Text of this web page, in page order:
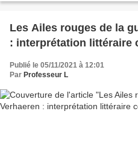
Les Ailes rouges de la
: interprétation littéraire
Publié le 05/11/2021 à 12:01
Par Professeur L